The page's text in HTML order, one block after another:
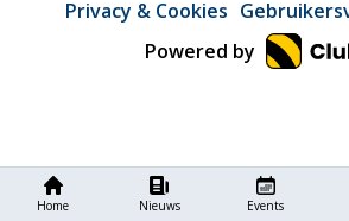
Home Nieuws Events
Privacy & Cookies
Powered by